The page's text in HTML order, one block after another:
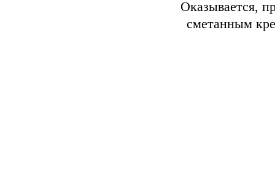
Оказывается,
сметанным